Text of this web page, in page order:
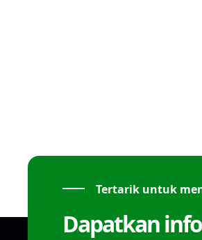
Tertarik untuk
Dapatkan